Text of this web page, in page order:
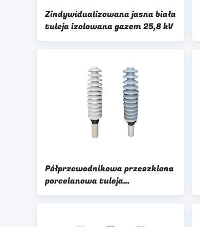
Zindywidualizowana jasna biała
tuleja izolowana gazem 25,8 kV
Półprzewodnikowa przeszklona
porcelanowa tuleja
transformatora wysokiego